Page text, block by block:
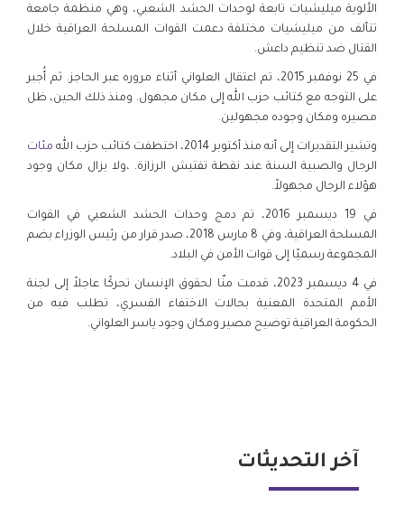
الألوية ميليشيات تابعة لوحدات الحشد الشعبي، وهي منظمة جامعة
تتألف من ميليشيات مختلفة دعمت القوات المسلحة العراقية خلال
القتال ضد تنظيم داعش.
في 25 نوفمبر 2015، تم اعتقال العلواني أثناء مروره عبر الحاجز. ثم أُجبر
على التوجه مع كتائب حزب الله إلى مكان مجهول. ومنذ ذلك الحين، ظل
مصيره ومكان وجوده مجهولين.
وتشير التقديرات إلى أنه منذ أكتوبر 2014، اختطفت كتائب حزب الله
مئات
الرجال والصبية السنة عند نقطة تفتيش الرزازة. ،ولا يزال مكان وجود
هؤلاء الرجال مجهولاً.
في 19 ديسمبر 2016، تم دمج وحدات الحشد الشعبي في القوات
المسلحة العراقية، وفي 8 مارس 2018، صدر قرار من رئيس الوزراء بضم
المجموعة رسميًا إلى قوات الأمن في البلاد.
في 4 ديسمبر 2023، قدمت منّا لحقوق الإنسان تحركًا عاجلاً إلى لجنة
الأمم المتحدة المعنية بحالات الاختفاء القسري، تطلب فيه من
الحكومة العراقية توضيح مصير ومكان وجود ياسر العلواني.
آخر التحديثات